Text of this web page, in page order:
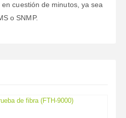
cuestión de minutos, ya sea
o SNMP.